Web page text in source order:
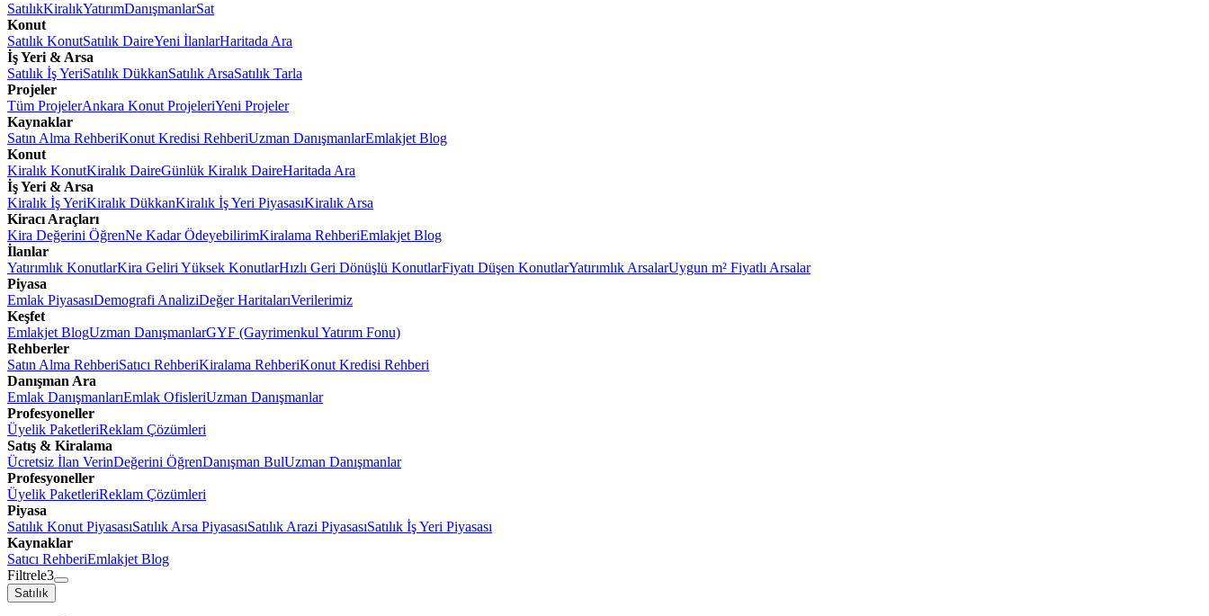
SatılıkKiralıkYatırımDanışmanlarSat
Konut
Satılık KonutSatılık DaireYeni İlanlarHaritada Ara
İş Yeri & Arsa
Satılık İş YeriSatılık DükkanSatılık ArsaSatılık Tarla
Projeler
Tüm ProjelerAnkara Konut ProjeleriYeni Projeler
Kaynaklar
Satın Alma RehberiKonut Kredisi RehberiUzman DanışmanlarEmlakjet Blog
Konut
Kiralık KonutKiralık DaireGünlük Kiralık DaireHaritada Ara
İş Yeri & Arsa
Kiralık İş YeriKiralık DükkanKiralık İş Yeri PiyasasıKiralık Arsa
Kiracı Araçları
Kira Değerini ÖğrenNe Kadar ÖdeyebilirimKiralama RehberiEmlakjet Blog
İlanlar
Yatırımlık KonutlarKira Geliri Yüksek KonutlarHızlı Geri Dönüşlü KonutlarFiyatı Düşen KonutlarYatırımlık ArsalarUygun m² Fiyatlı Arsalar
Piyasa
Emlak PiyasasıDemografi AnaliziDeğer HaritalarıVerilerimiz
Keşfet
Emlakjet BlogUzman DanışmanlarGYF (Gayrimenkul Yatırım Fonu)
Rehberler
Satın Alma RehberiSatıcı RehberiKiralama RehberiKonut Kredisi Rehberi
Danışman Ara
Emlak DanışmanlarıEmlak OfisleriUzman Danışmanlar
Profesyoneller
Üyelik PaketleriReklam Çözümleri
Satış & Kiralama
Ücretsiz İlan VerinDeğerini ÖğrenDanışman BulUzman Danışmanlar
Profesyoneller
Üyelik PaketleriReklam Çözümleri
Piyasa
Satılık Konut PiyasasıSatılık Arsa PiyasasıSatılık Arazi PiyasasıSatılık İş Yeri Piyasası
Kaynaklar
Satıcı RehberiEmlakjet Blog
Filtrele3
Satılık